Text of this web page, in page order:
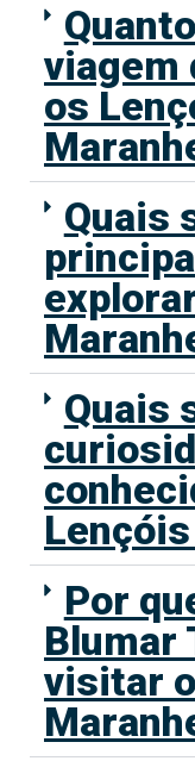
viagem
os
Quais
Quais
Por
Blumar
visitar